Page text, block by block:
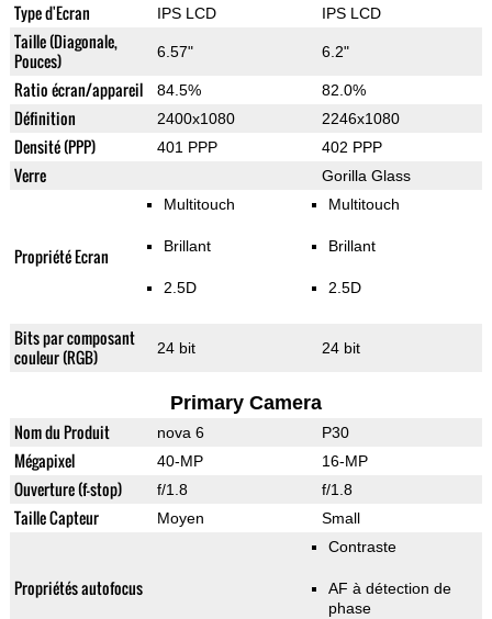
Type d'Ecran IPS LCD IPS LCD
Taille (Diagonale,
Pouces)
6.57" 6.2"
Ratio écran/appareil 84.5% 82.0%
Définition 2400x1080 2246x1080
Densité (PPP) 401 PPP 402 PPP
Verre Gorilla Glass
Propriété Ecran
Multitouch
Brillant
2.5D
Multitouch
Brillant
2.5D
Bits par composant
couleur (RGB)
24 bit 24 bit
Primary Camera
Nom du Produit nova 6 P30
Mégapixel 40-MP 16-MP
Ouverture (f-stop) f/1.8 f/1.8
Taille Capteur Moyen Small
Propriétés autofocus
Contraste
AF à détection de
phase